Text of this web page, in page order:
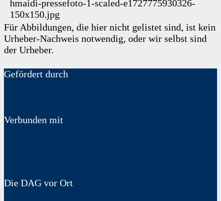
hmaidi-pressefoto-1-scaled-e1727775930326-
150x150.jpg
Für Abbildungen, die hier nicht gelistet sind, ist kein
Urheber-Nachweis notwendig, oder wir selbst sind
der Urheber.
Gefördert durch
Verbunden mit
Die DAG vor Ort